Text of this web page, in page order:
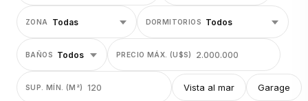
ZONA DORMITORIOS
BAÑOS PRECIO MÁX. (U$S)
SUP. MÍN. (M²) Vista al mar Garage